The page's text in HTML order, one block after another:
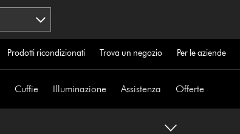
Prodotti ricondizionati Trova un negozio Per le aziende
Cuffie Illuminazione Assistenza Offerte